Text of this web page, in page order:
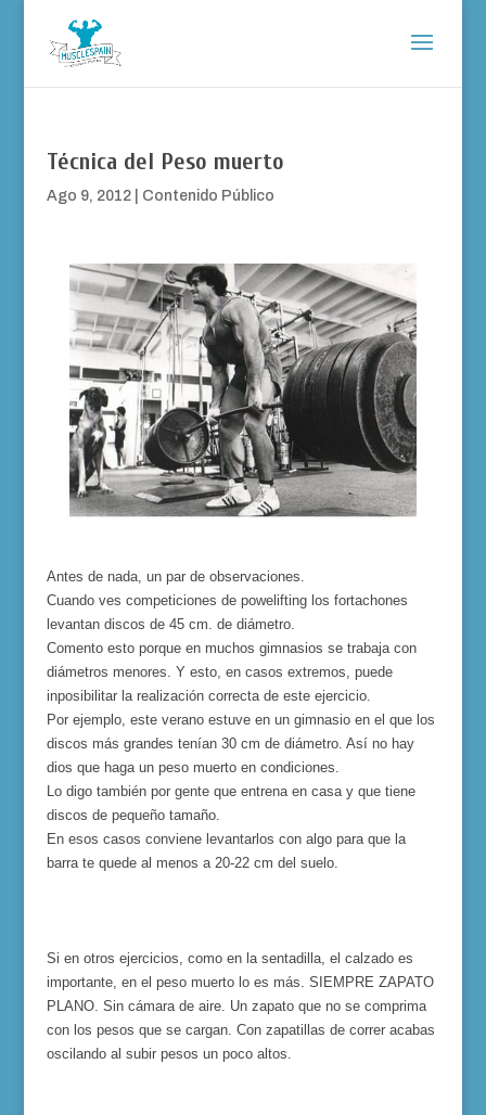
Técnica del Peso muerto
Ago 9, 2012| Contenido Público
Antes de nada, un par de observaciones.
Cuando ves competiciones de powelifting los fortachones
levantan discos de 45 cm. de diámetro.
Comento esto porque en muchos gimnasios se trabaja con
diámetros menores. Y esto, en casos extremos, puede
inposibilitar la realización correcta de este ejercicio.
Por ejemplo, este verano estuve en un gimnasio en el que los
discos más grandes tenían 30 cm de diámetro. Así no hay
dios que haga un peso muerto en condiciones.
Lo digo también por gente que entrena en casa y que tiene
discos de pequeño tamaño.
En esos casos conviene levantarlos con algo para que la
barra te quede al menos a 20-22 cm del suelo.
Si en otros ejercicios, como en la sentadilla, el calzado es
importante, en el peso muerto lo es más. SIEMPRE ZAPATO
PLANO. Sin cámara de aire. Un zapato que no se comprima
con los pesos que se cargan. Con zapatillas de correr acabas
oscilando al subir pesos un poco altos.